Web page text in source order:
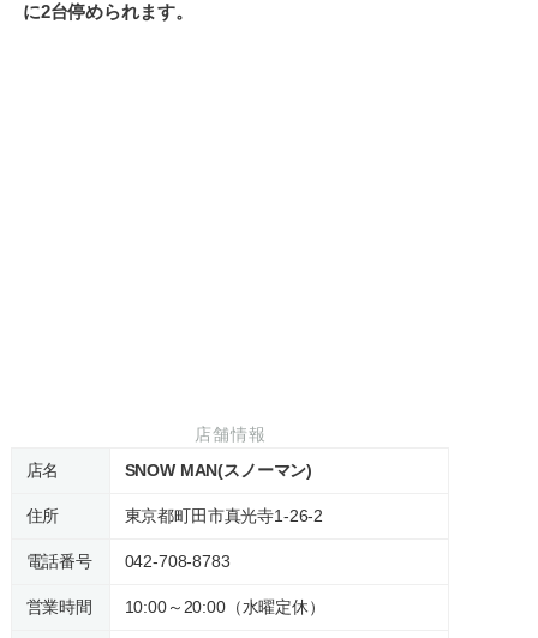
に2台停められます。
店舗情報
店名
SNOW MAN(スノーマン)
住所 東京都町田市真光寺1-26-2
電話番号 042-708-8783
営業時間 10:00～20:00（水曜定休）